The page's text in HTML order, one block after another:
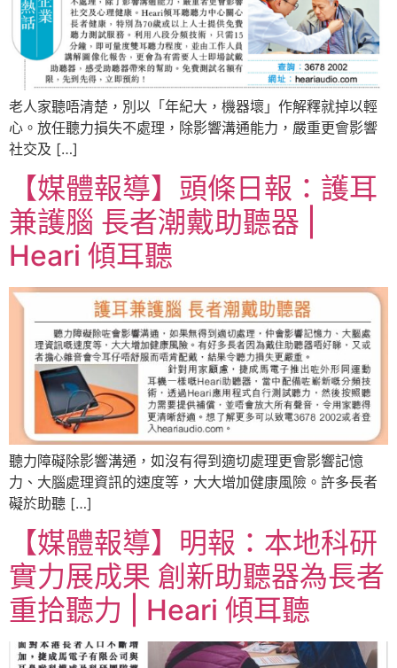
老人家聽唔清楚，別以「年紀大，機器壞」作解釋就掉以輕
心。放任聽力損失不處理，除影響溝通能力，嚴重更會影響
社交及 […]
【媒體報導】頭條日報：護耳
兼護腦 長者潮戴助聽器 |
Heari 傾耳聽
聽力障礙除影響溝通，如沒有得到適切處理更會影響記憶
力、大腦處理資訊的速度等，大大增加健康風險。許多長者
礙於助聽 […]
【媒體報導】明報：本地科研
實力展成果 創新助聽器為長者
重拾聽力 | Heari 傾耳聽